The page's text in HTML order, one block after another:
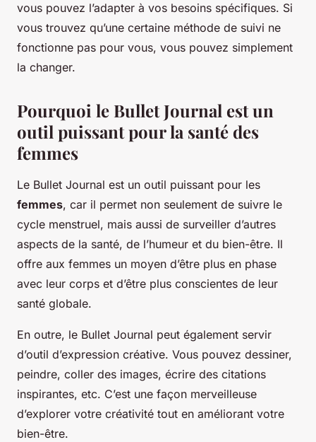
vous pouvez l’adapter à vos besoins spécifiques. Si
vous trouvez qu’une certaine méthode de suivi ne
fonctionne pas pour vous, vous pouvez simplement
la changer.
Pourquoi le Bullet Journal est un
outil puissant pour la santé des
femmes
Le Bullet Journal est un outil puissant pour les
femmes, car il permet non seulement de suivre le
cycle menstruel, mais aussi de surveiller d’autres
aspects de la santé, de l’humeur et du bien-être. Il
offre aux femmes un moyen d’être plus en phase
avec leur corps et d’être plus conscientes de leur
santé globale.
En outre, le Bullet Journal peut également servir
d’outil d’expression créative. Vous pouvez dessiner,
peindre, coller des images, écrire des citations
inspirantes, etc. C’est une façon merveilleuse
d’explorer votre créativité tout en améliorant votre
bien-être.